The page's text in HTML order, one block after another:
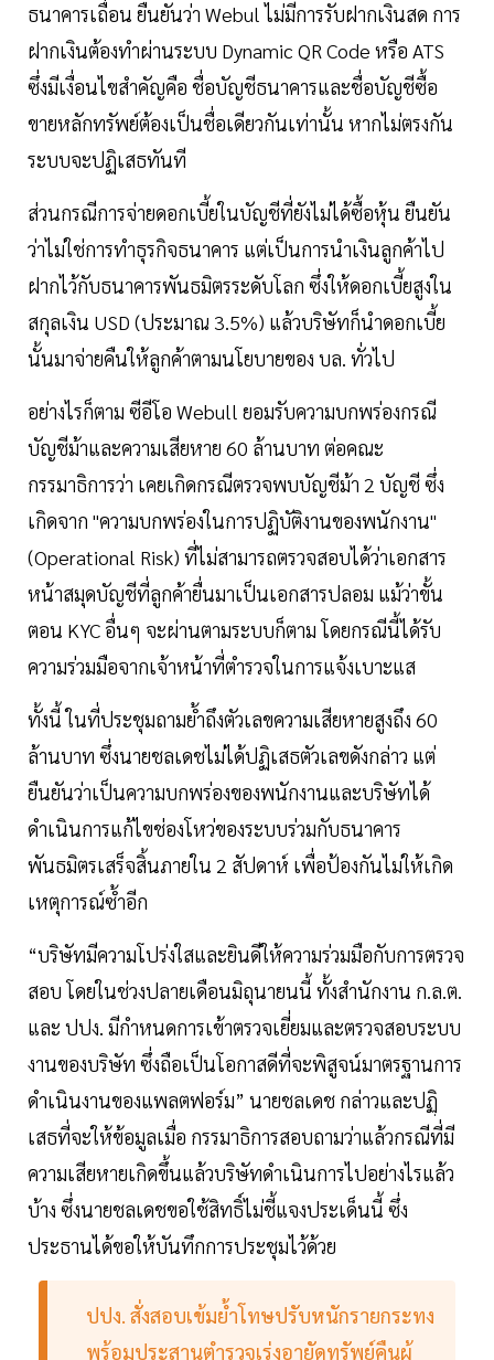
ธนาคารเถื่อน ยืนยันว่า Webul ไม่มีการรับฝากเงินสด การ
ฝากเงินต้องทำผ่านระบบ Dynamic QR Code หรือ ATS
ซึ่งมีเงื่อนไขสำคัญคือ ชื่อบัญชีธนาคารและชื่อบัญชีซื้อ
ขายหลักทรัพย์ต้องเป็นชื่อเดียวกันเท่านั้น หากไม่ตรงกัน
ระบบจะปฏิเสธทันที
ส่วนกรณีการจ่ายดอกเบี้ยในบัญชีที่ยังไม่ได้ซื้อหุ้น ยืนยัน
ว่าไม่ใช่การทำธุรกิจธนาคาร แต่เป็นการนำเงินลูกค้าไป
ฝากไว้กับธนาคารพันธมิตรระดับโลก ซึ่งให้ดอกเบี้ยสูงใน
สกุลเงิน USD (ประมาณ 3.5%) แล้วบริษัทก็นำดอกเบี้ย
นั้นมาจ่ายคืนให้ลูกค้าตามนโยบายของ บล. ทั่วไป
อย่างไรก็ตาม ซีอีโอ Webull ยอมรับความบกพร่องกรณี
บัญชีม้าและความเสียหาย 60 ล้านบาท ต่อคณะ
กรรมาธิการว่า เคยเกิดกรณีตรวจพบบัญชีม้า 2 บัญชี ซึ่ง
เกิดจาก "ความบกพร่องในการปฏิบัติงานของพนักงาน"
(Operational Risk) ที่ไม่สามารถตรวจสอบได้ว่าเอกสาร
หน้าสมุดบัญชีที่ลูกค้ายื่นมาเป็นเอกสารปลอม แม้ว่าขั้น
ตอน KYC อื่นๆ จะผ่านตามระบบก็ตาม โดยกรณีนี้ได้รับ
ความร่วมมือจากเจ้าหน้าที่ตำรวจในการแจ้งเบาะแส
ทั้งนี้ ในที่ประชุมถามย้ำถึงตัวเลขความเสียหายสูงถึง 60
ล้านบาท ซึ่งนายชลเดชไม่ได้ปฏิเสธตัวเลขดังกล่าว แต่
ยืนยันว่าเป็นความบกพร่องของพนักงานและบริษัทได้
ดำเนินการแก้ไขช่องโหว่ของระบบร่วมกับธนาคาร
พันธมิตรเสร็จสิ้นภายใน 2 สัปดาห์ เพื่อป้องกันไม่ให้เกิด
เหตุการณ์ซ้ำอีก
“บริษัทมีความโปร่งใสและยินดีให้ความร่วมมือกับการตรวจ
สอบ โดยในช่วงปลายเดือนมิถุนายนนี้ ทั้งสำนักงาน ก.ล.ต.
และ ปปง. มีกำหนดการเข้าตรวจเยี่ยมและตรวจสอบระบบ
งานของบริษัท ซึ่งถือเป็นโอกาสดีที่จะพิสูจน์มาตรฐานการ
ดำเนินงานของแพลตฟอร์ม” นายชลเดช กล่าวและปฏฺิ
เสธที่จะให้ข้อมูลเมื่อ กรรมาธิการสอบถามว่าแล้วกรณีที่มี
ความเสียหายเกิดขึ้นแล้วบริษัทดำเนินการไปอย่างไรแล้ว
บ้าง ซึ่งนายชลเดชขอใช้สิทธิ์ไม่ชี้แจงประเด็นนี้ ซึ่ง
ประธานได้ขอให้บันทึกการประชุมไว้ด้วย
ปปง. สั่งสอบเข้มย้ำโทษปรับหนักรายกระทง
พร้อมประสานตำรวจเร่งอายัดทรัพย์คืนผู้